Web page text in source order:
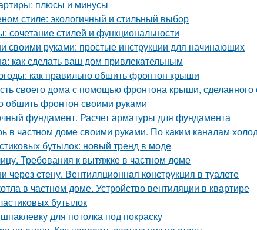
плюсы и минусы
стиле: экологичный и стильный выбор
сочетание стилей и функциональности
своими руками: простые инструкции для начинающих
как сделать ваш дом привлекательным
как правильно обшить фронтон крыши
своего дома с помощью фронтона крыши,
обшить фронтон своими руками
фундамент. Расчет арматуры для фундамента
в частном доме своими руками. По каким каналам
бутылок: новый тренд в моде
Требования к вытяжке в частном доме
через стену. Вентиляционная конструкция в туалете
в частном доме. Устройство вентиляции в квартире
бутылок
для потолка под покраску